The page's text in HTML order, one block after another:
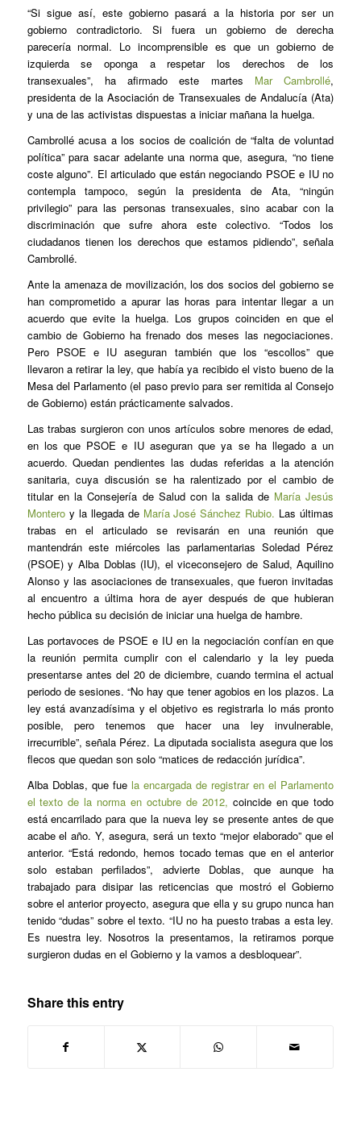
“Si sigue así, este gobierno pasará a la historia por ser un
gobierno contradictorio. Si fuera un gobierno de derecha
parecería normal. Lo incomprensible es que un gobierno de
izquierda se oponga a respetar los derechos de los
transexuales”, ha afirmado este martes Mar Cambrollé,
presidenta de la Asociación de Transexuales de Andalucía (Ata)
y una de las activistas dispuestas a iniciar mañana la huelga.
Cambrollé acusa a los socios de coalición de “falta de voluntad
política” para sacar adelante una norma que, asegura, “no tiene
coste alguno”. El articulado que están negociando PSOE e IU no
contempla tampoco, según la presidenta de Ata, “ningún
privilegio” para las personas transexuales, sino acabar con la
discriminación que sufre ahora este colectivo. “Todos los
ciudadanos tienen los derechos que estamos pidiendo”, señala
Cambrollé.
Ante la amenaza de movilización, los dos socios del gobierno se
han comprometido a apurar las horas para intentar llegar a un
acuerdo que evite la huelga. Los grupos coinciden en que el
cambio de Gobierno ha frenado dos meses las negociaciones.
Pero PSOE e IU aseguran también que los “escollos” que
llevaron a retirar la ley, que había ya recibido el visto bueno de la
Mesa del Parlamento (el paso previo para ser remitida al Consejo
de Gobierno) están prácticamente salvados.
Las trabas surgieron con unos artículos sobre menores de edad,
en los que PSOE e IU aseguran que ya se ha llegado a un
acuerdo. Quedan pendientes las dudas referidas a la atención
sanitaria, cuya discusión se ha ralentizado por el cambio de
titular en la Consejería de Salud con la salida de María Jesús
Monteroy la llegada de María José Sánchez Rubio. Las últimas
trabas en el articulado se revisarán en una reunión que
mantendrán este miércoles las parlamentarias Soledad Pérez
(PSOE) y Alba Doblas (IU), el viceconsejero de Salud, Aquilino
Alonso y las asociaciones de transexuales, que fueron invitadas
al encuentro a última hora de ayer después de que hubieran
hecho pública su decisión de iniciar una huelga de hambre.
Las portavoces de PSOE e IU en la negociación confían en que
la reunión permita cumplir con el calendario y la ley pueda
presentarse antes del 20 de diciembre, cuando termina el actual
periodo de sesiones. “No hay que tener agobios en los plazos. La
ley está avanzadísima y el objetivo es registrarla lo más pronto
posible, pero tenemos que hacer una ley invulnerable,
irrecurrible”, señala Pérez. La diputada socialista asegura que los
flecos que quedan son solo “matices de redacción jurídica”.
Alba Doblas, que fue la encargada de registrar en el Parlamento
el texto de la norma en octubre de 2012, coincide en que todo
está encarrilado para que la nueva ley se presente antes de que
acabe el año. Y, asegura, será un texto “mejor elaborado” que el
anterior. “Está redondo, hemos tocado temas que en el anterior
solo estaban perfilados”, advierte Doblas, que aunque ha
trabajado para disipar las reticencias que mostró el Gobierno
sobre el anterior proyecto, asegura que ella y su grupo nunca han
tenido “dudas” sobre el texto. “IU no ha puesto trabas a esta ley.
Es nuestra ley. Nosotros la presentamos, la retiramos porque
surgieron dudas en el Gobierno y la vamos a desbloquear”.
Share this entry